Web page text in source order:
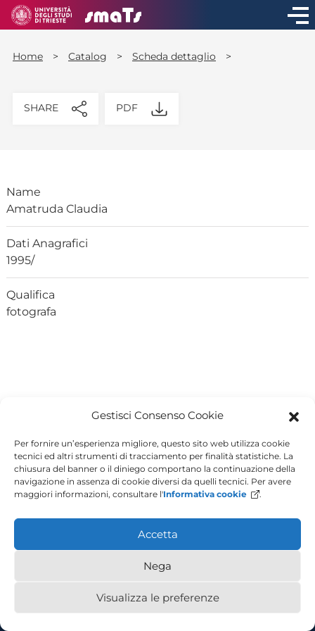
Gestisci Consenso Cookie
Per fornire un’esperienza migliore, questo sito web utilizza cookie
tecnici ed altri strumenti di tracciamento per finalità statistiche. La
chiusura del banner o il diniego comportano la continuazione della
navigazione in assenza di cookie diversi da quelli tecnici. Per avere
maggiori informazioni, consultare l'Informativa cookie .
Accetta
Nega
Visualizza le preferenze
Home > Catalog > Scheda dettaglio >
SHARE PDF
Name
Amatruda Claudia
Dati Anagrafici
1995/
Qualifica
fotografa
Piazzale Europa, 1 - 34127 - Trieste, Italia - Tel +39 040 558 7111 - P.IVA
00211830328 - C.F. 80013890324 - P.E.C. ateneo@pec.units.it
Privacy Policy Cookie Policy